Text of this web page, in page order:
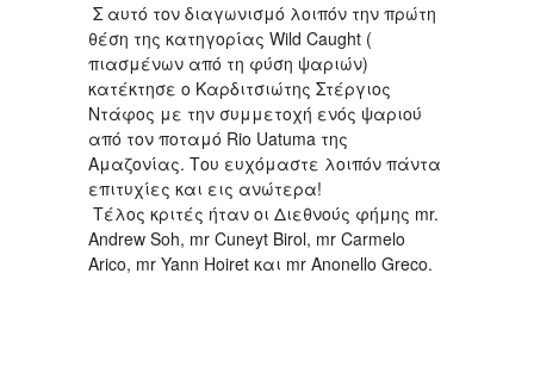
Σ αυτό τον διαγωνισμό λοιπόν την πρώτη
θέση της κατηγορίας Wild Caught (
πιασμένων από τη φύση ψαριών)
κατέκτησε ο Καρδιτσιώτης Στέργιος
Ντάφος με την συμμετοχή ενός ψαριού
από τον ποταμό Rio Uatuma της
Αμαζονίας. Του ευχόμαστε λοιπόν πάντα
επιτυχίες και εις ανώτερα!
Τέλος κριτές ήταν οι Διεθνούς φήμης mr.
Andrew Soh, mr Cuneyt Birol, mr Carmelo
Arico, mr Yann Hoiret και mr Anonello Greco.